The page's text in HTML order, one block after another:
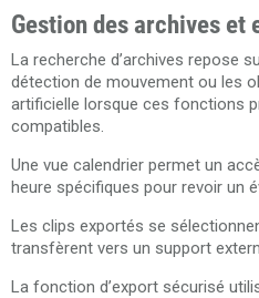
Gestion des archives et
La recherche d’archives repose
détection de mouvement ou les
artificielle lorsque ces fonctions
compatibles.
Une vue calendrier permet un
heure spécifiques pour revoir un
Les clips exportés se
transfèrent vers un support
La fonction d’export sécurisé